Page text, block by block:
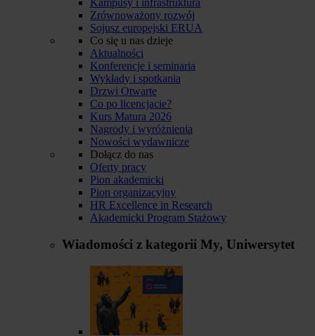
Zrównoważony rozwój
Sojusz europejski ERUA
Co się u nas dzieje
Aktualności
Konferencje i seminaria
Wykłady i spotkania
Drzwi Otwarte
Co po licencjacie?
Kurs Matura 2026
Nagrody i wyróżnienia
Nowości wydawnicze
Dołącz do nas
Oferty pracy
Pion akademicki
Pion organizacyjny
HR Excellence in Research
Akademicki Program Stażowy
Wiadomości z kategorii My, Uniwersytet